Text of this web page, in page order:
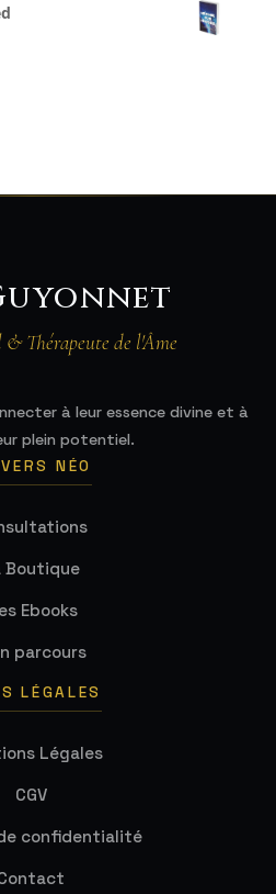
Thérapeute de l'Âme
à leur essence divine et à
plein potentiel.
NÉO
Boutique
Ebooks
parcours
LÉGALES
Légales
CGV
confidentialité